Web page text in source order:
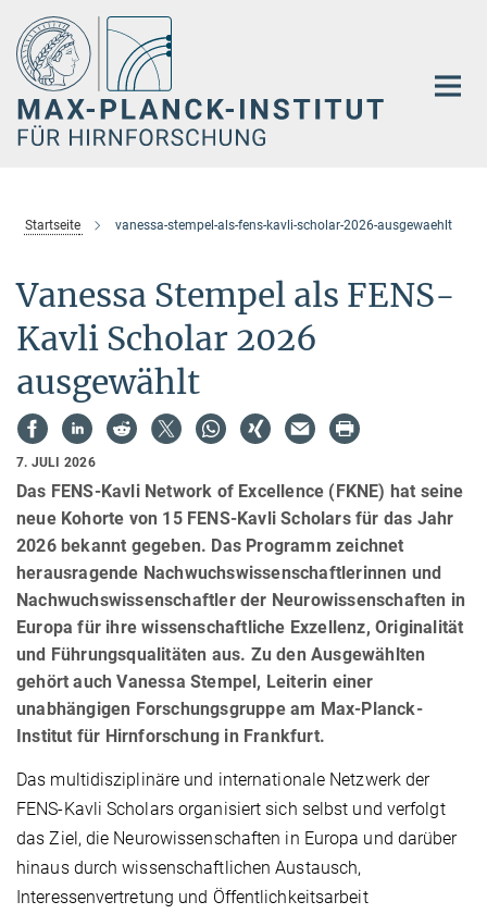
Hauptinhalt
Startseite vanessa-stempel-als-fens-kavli-scholar-2026-ausgewaehlt
Vanessa Stempel als FENS-
Kavli Scholar 2026
ausgewählt
7. JULI 2026
Das FENS-Kavli Network of Excellence (FKNE) hat seine
neue Kohorte von 15 FENS-Kavli Scholars für das Jahr
2026 bekannt gegeben. Das Programm zeichnet
herausragende Nachwuchswissenschaftlerinnen und
Nachwuchswissenschaftler der Neurowissenschaften in
Europa für ihre wissenschaftliche Exzellenz, Originalität
und Führungsqualitäten aus. Zu den Ausgewählten
gehört auch Vanessa Stempel, Leiterin einer
unabhängigen Forschungsgruppe am Max-Planck-
Institut für Hirnforschung in Frankfurt.
Das multidisziplinäre und internationale Netzwerk der
FENS-Kavli Scholars organisiert sich selbst und verfolgt
das Ziel, die Neurowissenschaften in Europa und darüber
hinaus durch wissenschaftlichen Austausch,
Interessenvertretung und Öffentlichkeitsarbeit